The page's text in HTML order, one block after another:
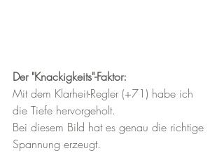
Der "Knackigkeits"-Faktor:
Mit dem Klarheit-Regler (+71) habe ich
die Tiefe hervorgeholt.
Bei diesem Bild hat es genau die richtige
Spannung erzeugt.